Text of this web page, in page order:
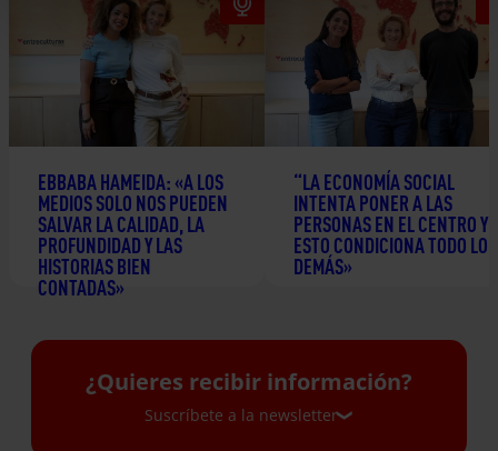
EBBABA HAMEIDA: «A LOS
MEDIOS SOLO NOS PUEDEN
SALVAR LA CALIDAD, LA
PROFUNDIDAD Y LAS
HISTORIAS BIEN
CONTADAS»
“LA ECONOMÍA SOCIAL
INTENTA PONER A LAS
PERSONAS EN EL CENTRO Y
ESTO CONDICIONA TODO LO
DEMÁS»
¿Quieres recibir información?
Suscríbete a la newsletter